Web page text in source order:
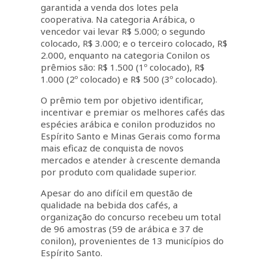
garantida a venda dos lotes pela
cooperativa. Na categoria Arábica, o
vencedor vai levar R$ 5.000; o segundo
colocado, R$ 3.000; e o terceiro colocado, R$
2.000, enquanto na categoria Conilon os
prêmios são: R$ 1.500 (1º colocado), R$
1.000 (2º colocado) e R$ 500 (3º colocado).
O prêmio tem por objetivo identificar,
incentivar e premiar os melhores cafés das
espécies arábica e conilon produzidos no
Espírito Santo e Minas Gerais como forma
mais eficaz de conquista de novos
mercados e atender à crescente demanda
por produto com qualidade superior.
Apesar do ano difícil em questão de
qualidade na bebida dos cafés, a
organização do concurso recebeu um total
de 96 amostras (59 de arábica e 37 de
conilon), provenientes de 13 municípios do
Espírito Santo.